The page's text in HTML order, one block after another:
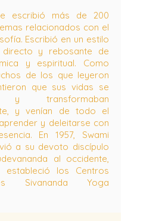
escribió más de 200
relacionados con el
Escribió en un estilo
y rebosante de
y espiritual. Como
de los que leyeron
que sus vidas se
y transformaban
y venían de todo el
y deleitarse con
En 1957, Swami
a su devoto discípulo
al occidente,
estableció los Centros
Sivananda Yoga